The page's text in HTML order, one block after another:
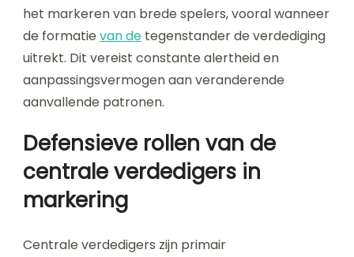
het markeren van brede spelers, vooral wanneer
de formatie van de tegenstander de verdediging
uitrekt. Dit vereist constante alertheid en
aanpassingsvermogen aan veranderende
aanvallende patronen.
Defensieve rollen van de
centrale verdedigers in
markering
Centrale verdedigers zijn primair